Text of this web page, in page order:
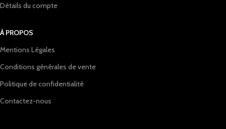
Détails du compte
À PROPOS
Mentions Légales
Conditions générales de vente
Politique de confidentialité
Contactez-nous